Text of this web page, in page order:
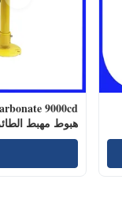
هبوط مهبط